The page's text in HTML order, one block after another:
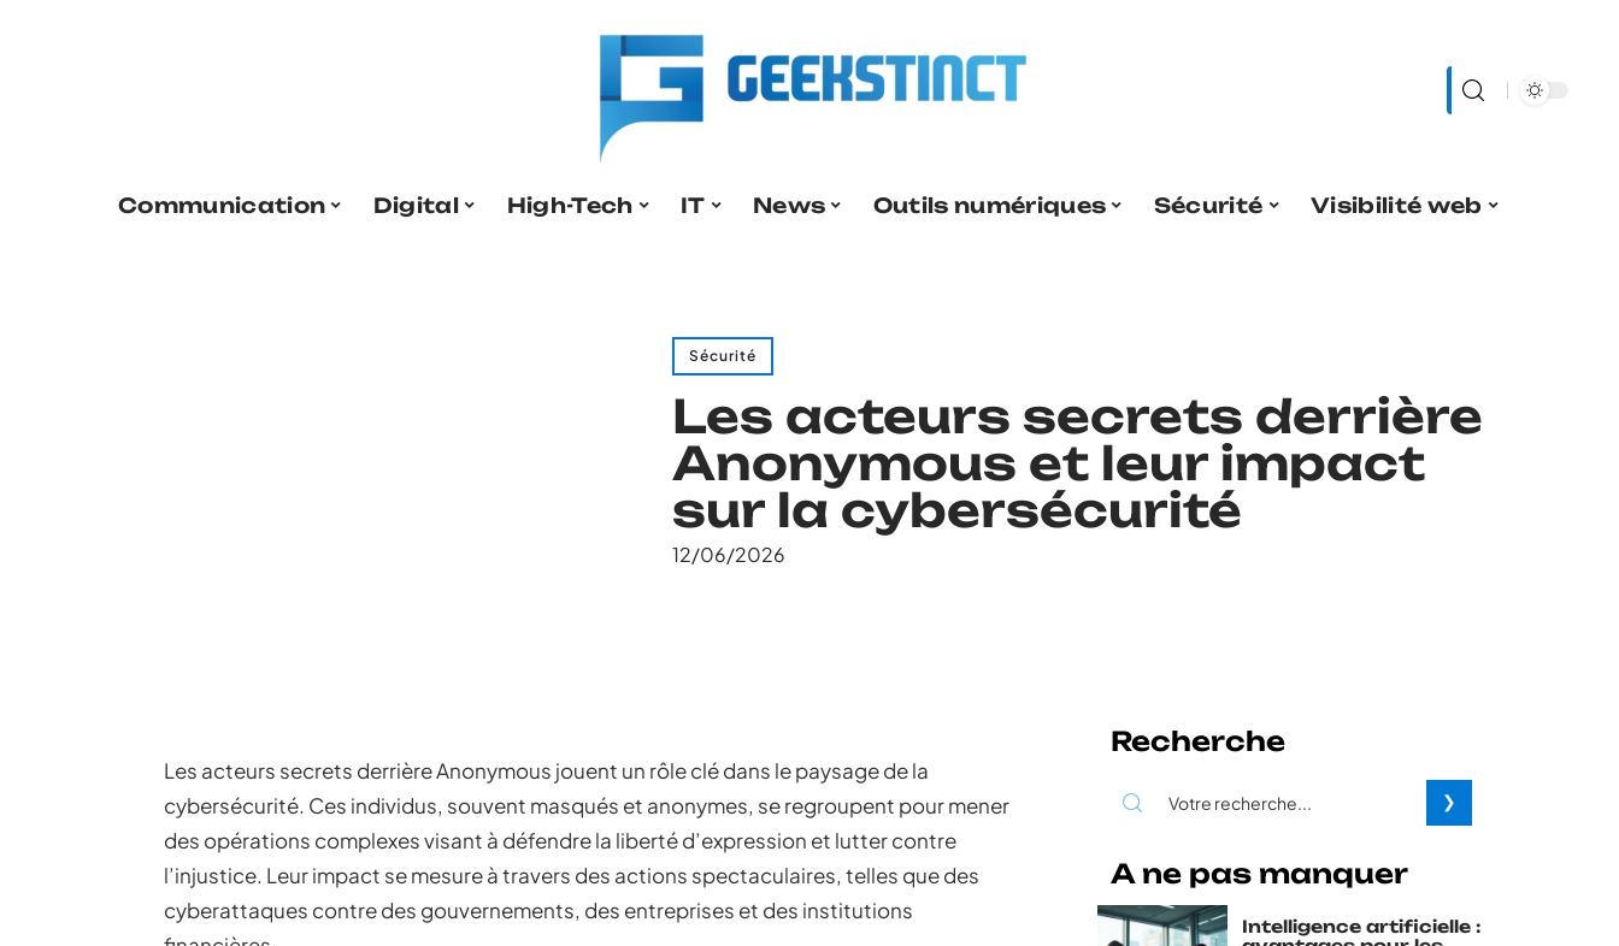
Communication Digital High-Tech IT News Outils numériques Sécurité Visibilité web
Sécurité
Les acteurs secrets derrière
Anonymous et leur impact
sur la cybersécurité
12/06/2026
Les acteurs secrets derrière Anonymous jouent un rôle clé dans le paysage de la
cybersécurité. Ces individus, souvent masqués et anonymes, se regroupent pour mener
des opérations complexes visant à défendre la liberté d’expression et lutter contre
l’injustice. Leur impact se mesure à travers des actions spectaculaires, telles que des
cyberattaques contre des gouvernements, des entreprises et des institutions
Recherche
A ne pas manquer
Intelligence artificielle :